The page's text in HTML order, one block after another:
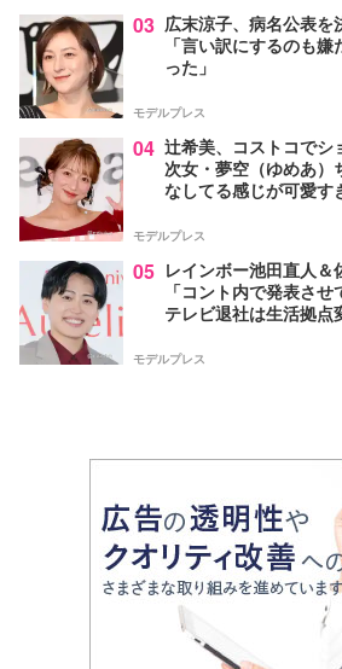
03 広末涼子、病名公表
「言い訳にするのも
った」
モデルプレス
04 辻希美、コストコでシ
次女・夢空（ゆめあ）
なしてる感じが可愛す
モデルプレス
05 レインボー池田直人
「コント内で発表さ
テレビ退社は生活拠点
モデルプレス